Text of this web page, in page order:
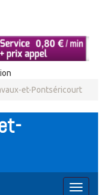
et-Pontséricourt
Toggle